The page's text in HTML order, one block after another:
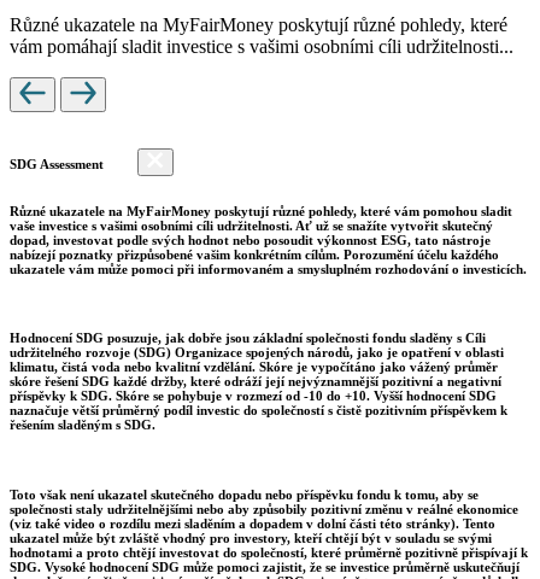
Různé ukazatele na MyFairMoney poskytují různé pohledy, které
vám pomáhají sladit investice s vašimi osobními cíli udržitelnosti...
SDG Assessment
Různé ukazatele na MyFairMoney poskytují různé pohledy, které vám pomohou sladit
vaše investice s vašimi osobními cíli udržitelnosti. Ať už se snažíte vytvořit skutečný
dopad, investovat podle svých hodnot nebo posoudit výkonnost ESG, tato nástroje
nabízejí poznatky přizpůsobené vašim konkrétním cílům. Porozumění účelu každého
ukazatele vám může pomoci při informovaném a smysluplném rozhodování o investicích.
Hodnocení SDG posuzuje, jak dobře jsou základní společnosti fondu sladěny s Cíli
udržitelného rozvoje (SDG) Organizace spojených národů, jako je opatření v oblasti
klimatu, čistá voda nebo kvalitní vzdělání. Skóre je vypočítáno jako vážený průměr
skóre řešení SDG každé držby, které odráží její nejvýznamnější pozitivní a negativní
příspěvky k SDG. Skóre se pohybuje v rozmezí od -10 do +10. Vyšší hodnocení SDG
naznačuje větší průměrný podíl investic do společností s čistě pozitivním příspěvkem k
řešením sladěným s SDG.
Toto však není ukazatel skutečného dopadu nebo příspěvku fondu k tomu, aby se
společnosti staly udržitelnějšími nebo aby způsobily pozitivní změnu v reálné ekonomice
(viz také video o rozdílu mezi sladěním a dopadem v dolní části této stránky). Tento
ukazatel může být zvláště vhodný pro investory, kteří chtějí být v souladu se svými
hodnotami a proto chtějí investovat do společností, které průměrně pozitivně přispívají k
SDG. Vysoké hodnocení SDG může pomoci zajistit, že se investice průměrně uskutečňují